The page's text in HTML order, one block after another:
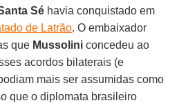
Sé havia conquistado em
de Latrão. O embaixador
que Mussolini concedeu ao
acordos bilaterais (e
mais ser assumidas como
que o diplomata brasileiro